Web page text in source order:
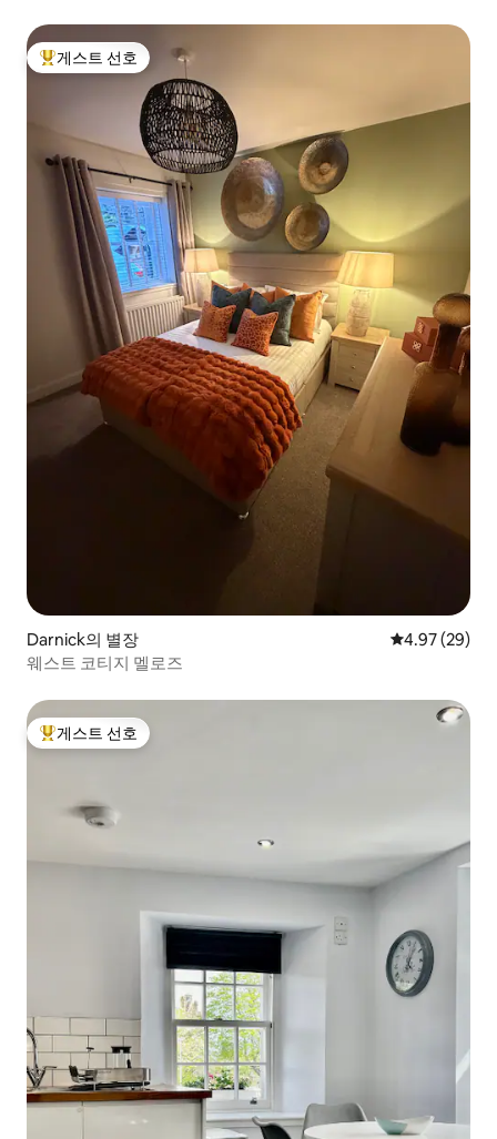
상위 게스트 선호
게스트 선호
Darnick의 별장 평점 4.97점(5
4.97 (29)
웨스트 코티지 멜로즈
상위 게스트 선호
게스트 선호